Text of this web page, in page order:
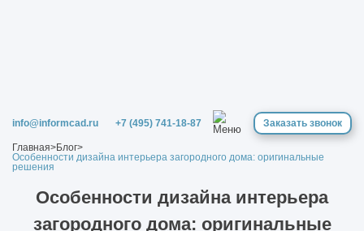
info@informcad.ru +7 (495) 741-18-87 Заказать звонок
Главная>Блог>
Особенности дизайна интерьера загородного дома: оригинальные
решения
Особенности дизайна интерьера
загородного дома: оригинальные